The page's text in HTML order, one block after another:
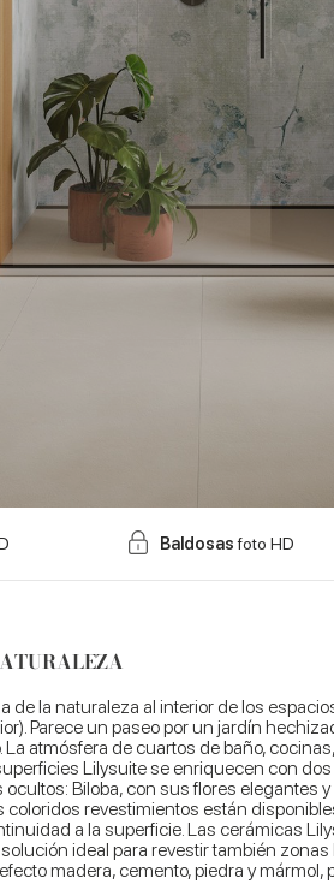
Baldosasfoto HD
la naturaleza al interior de los
Parece un paseo por un jardín
atmósfera de cuartos de baño,
Lilysuite se enriquecen con
Biloba, con sus flores elegantes
revestimientos están
a la superficie. Las cerámicas
ideal para revestir también
madera, cemento, piedra y